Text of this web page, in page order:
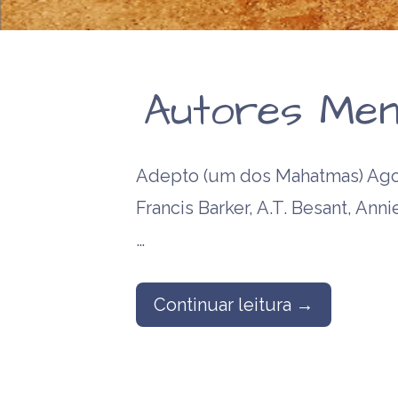
Autores
Adepto (um dos Mahatmas)
Francis Barker, A.T. Besant,
…
Continuar leitura →